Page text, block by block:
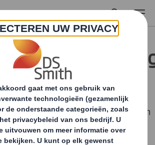
economie
het gebied van papier, verpakkingen
Smith dagelijks betrokken bij de
economie. Samenwerking